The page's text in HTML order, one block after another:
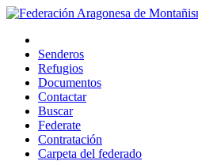
Senderos
Refugios
Documentos
Contactar
Buscar
Federate
Contratación
Carpeta del federado